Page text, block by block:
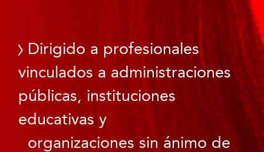
Dirigido a profesionales
vinculados a administraciones
públicas, instituciones
educativas y
organizaciones sin ánimo de